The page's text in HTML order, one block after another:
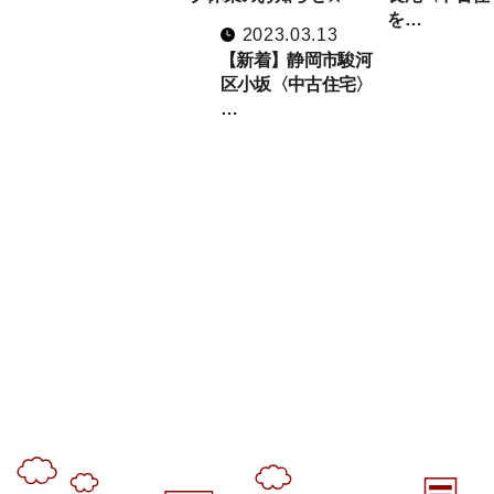
を…
2023.03.13
【新着】静岡市駿河
区小坂〈中古住宅〉
…